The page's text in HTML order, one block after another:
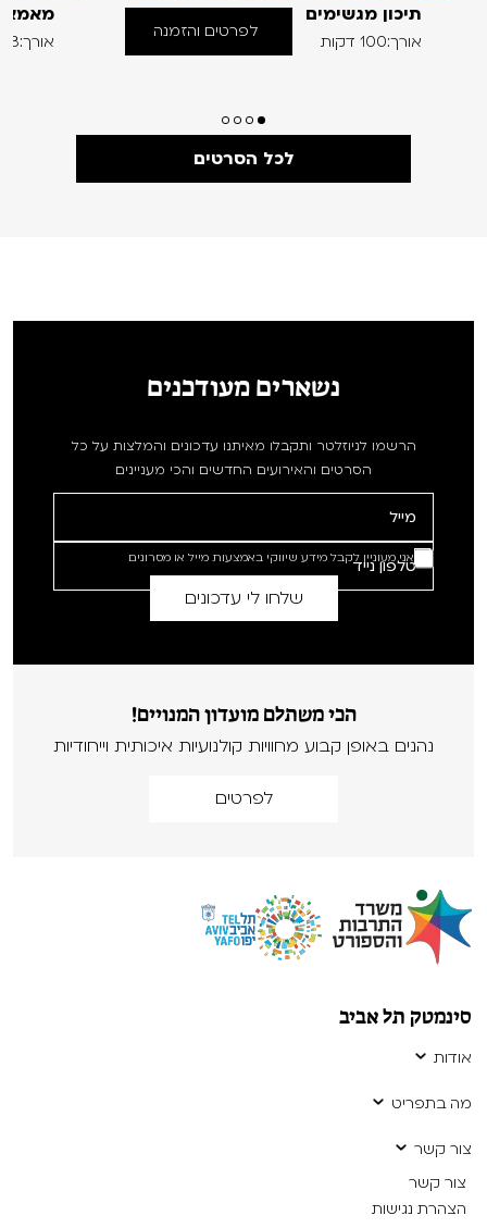
תיכון מגשימים
אורך:100 דקות
לפרטים והזמנה
מאמא
אורך:93 דקות
לכל הסרטים
נשארים מעודכנים
הרשמו לניוזלטר ותקבלו מאיתנו עדכונים והמלצות על כל
הסרטים והאירועים החדשים והכי מעניינים
אני מעוניין לקבל מידע שיווקי באמצעות מייל או מסרונים
הכי משתלם מועדון המנויים!
נהנים באופן קבוע מחוויות קולנועיות איכותית וייחודיות
לפרטים
סינמטק תל אביב
אודות
מה בתפריט
צור קשר
צור קשר
הצהרת נגישות